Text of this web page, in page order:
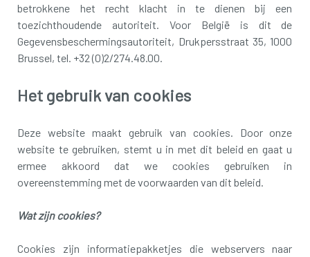
betrokkene het recht klacht in te dienen bij een
toezichthoudende autoriteit. Voor België is dit de
Gegevensbeschermingsautoriteit, Drukpersstraat 35, 1000
Brussel, tel. +32 (0)2/274.48.00.
Het gebruik van cookies
Deze website maakt gebruik van cookies. Door onze
website te gebruiken, stemt u in met dit beleid en gaat u
ermee akkoord dat we cookies gebruiken in
overeenstemming met de voorwaarden van dit beleid.
Wat zijn cookies?
Cookies zijn informatiepakketjes die webservers naar